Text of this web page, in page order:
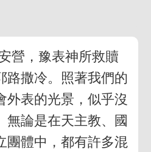
營，豫表神所救贖
路撒冷。照著我們的
外表的光景，似乎沒
無論是在天主教、國
團體中，都有許多混